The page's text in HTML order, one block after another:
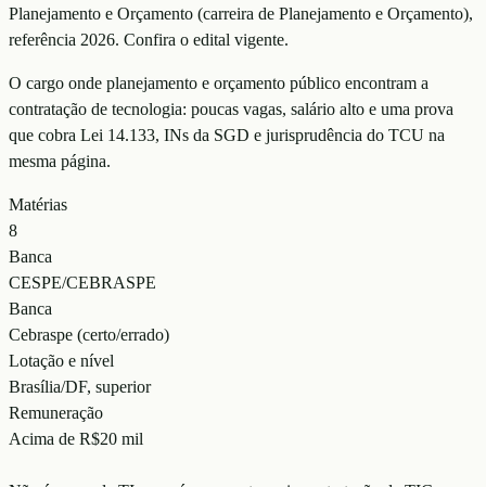
Planejamento e Orçamento (carreira de Planejamento e Orçamento),
referência 2026. Confira o edital vigente.
O cargo onde planejamento e orçamento público encontram a
contratação de tecnologia: poucas vagas, salário alto e uma prova
que cobra Lei 14.133, INs da SGD e jurisprudência do TCU na
mesma página.
Matérias
8
Banca
CESPE/CEBRASPE
Banca
Cebraspe (certo/errado)
Lotação e nível
Brasília/DF, superior
Remuneração
Acima de R$20 mil